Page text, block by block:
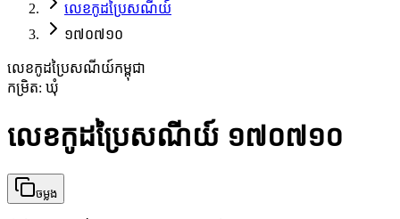
លេខកូដប្រៃសណីយ៍
១៧០៧១០
លេខកូដប្រៃសណីយ៍កម្ពុជា
កម្រិត: ឃុំ
លេខកូដប្រៃសណីយ៍ ១៧០៧១០
ចម្លង